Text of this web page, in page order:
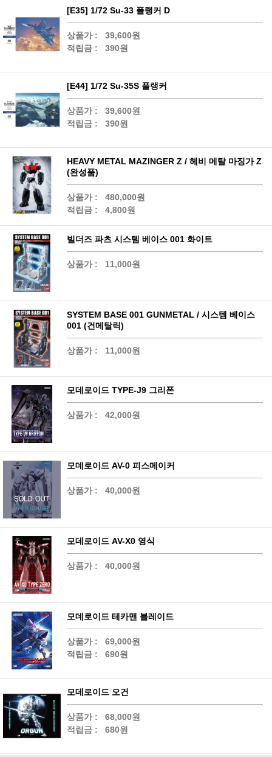
[E35] 1/72 Su-33 플랭커 D
상품가 :
39,600원
적립금 :
390원
[E44] 1/72 Su-35S 플랭커
상품가 :
39,600원
적립금 :
390원
HEAVY METAL MAZINGER Z / 헤비 메탈 마징가 Z
(완성품)
상품가 :
480,000원
적립금 :
4,800원
빌더즈 파츠 시스템 베이스 001 화이트
상품가 : 11,000원
SYSTEM BASE 001 GUNMETAL / 시스템 베이스
001 (건메탈릭)
상품가 : 11,000원
모데로이드 TYPE-J9 그리폰
상품가 : 42,000원
모데로이드 AV-0 피스메이커
상품가 : 40,000원
모데로이드 AV-X0 영식
상품가 : 40,000원
모데로이드 테카맨 블레이드
상품가 :
69,000원
적립금 :
690원
모데로이드 오건
상품가 :
68,000원
적립금 :
680원